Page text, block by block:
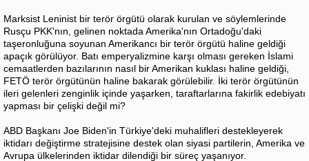
Marksist Leninist bir terör örgütü olarak kurulan ve söylemlerinde
Rusçu PKK'nın, gelinen noktada Amerika'nın Ortadoğu'daki
taşeronluğuna soyunan Amerikancı bir terör örgütü haline geldiği
apaçık görülüyor. Batı emperyalizmine karşı olması gereken İslami
cemaatlerden bazılarının nasıl bir Amerikan kuklası haline geldiği,
FETÖ terör örgütünün haline bakarak görülebilir. İki terör örgütünün
ileri gelenleri zenginlik içinde yaşarken, taraftarlarına fakirlik edebiyatı
yapması bir çelişki değil mi?
ABD Başkanı Joe Biden'in Türkiye'deki muhalifleri destekleyerek
iktidarı değiştirme stratejisine destek olan siyasi partilerin, Amerika ve
Avrupa ülkelerinden iktidar dilendiği bir süreç yaşanıyor.